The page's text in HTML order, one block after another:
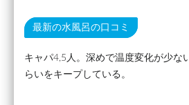
最新の水風呂の口コミ
キャパ4,5人。深めで温度変化が少な
らいをキープしている。